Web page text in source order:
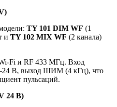
TY 101 DIM WF (1
и TY 102 MIX WF (2 канала)
Fi и RF 433 МГц. Вход
В, выход ШИМ (4 кГц), что
пульсаций.
24 В)